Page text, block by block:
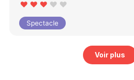
Spectacle
Voir plus